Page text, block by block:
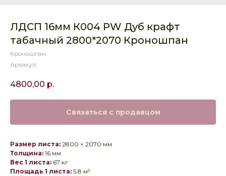
ЛДСП 16мм К004 PW Дуб крафт
табачный 2800*2070 Кроношпан
Кроношпан
Артикул:
4800,00 р.
Связаться с продавцом
Размер листа: 2800 × 2070 мм
Толщина: 16 мм
Вес 1 листа: 67 кг
Площадь 1 листа: 5,8 м²